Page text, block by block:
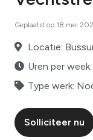
Geplaatst op 18 mei
Locatie:
Uren per
Type werk:
Solliciteer nu